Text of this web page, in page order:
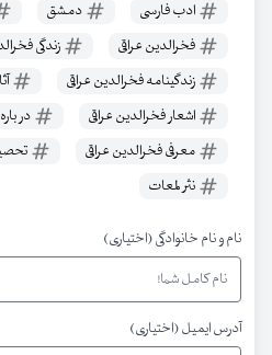
ادب فارسی دمشق
فخرالدین عراقی
زندگی
زندگینامه فخرالدین عراقی
اشعار فخرالدین عراقی
در
معرفی فخرالدین عراقی
نثر لمعات
نام و نام خانوادگی (اختیاری)
آدرس ایمیل (اختیاری)